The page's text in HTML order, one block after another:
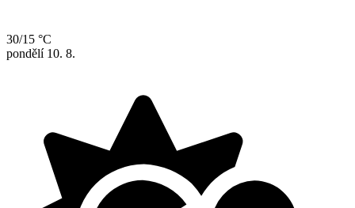
30/15 °C
pondělí 10. 8.